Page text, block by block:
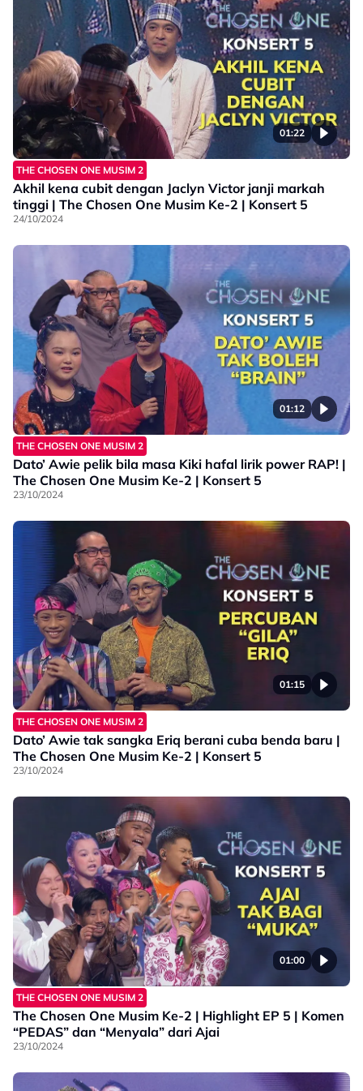
01:22
THE CHOSEN ONE MUSIM 2
Akhil kena cubit dengan Jaclyn Victor janji markah
tinggi | The Chosen One Musim Ke-2 | Konsert 5
24/10/2024
01:12
THE CHOSEN ONE MUSIM 2
Dato’ Awie pelik bila masa Kiki hafal lirik power RAP! |
The Chosen One Musim Ke-2 | Konsert 5
23/10/2024
01:15
THE CHOSEN ONE MUSIM 2
Dato’ Awie tak sangka Eriq berani cuba benda baru |
The Chosen One Musim Ke-2 | Konsert 5
23/10/2024
01:00
THE CHOSEN ONE MUSIM 2
The Chosen One Musim Ke-2 | Highlight EP 5 | Komen
“PEDAS” dan “Menyala” dari Ajai
23/10/2024